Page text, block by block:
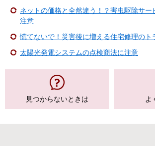
ネットの価格と全然違う！？害虫駆除サー
注意
慌てないで！災害後に増える住宅修理のト
太陽光発電システムの点検商法に注意
見つからないときは よ